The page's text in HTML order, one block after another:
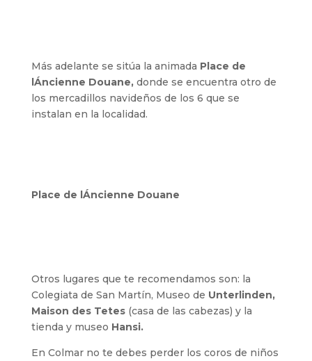
Más adelante se sitúa la animada Place de
lÁncienne Douane,donde se encuentra otro de
los mercadillos navideños de los 6 que se
instalan en la localidad.
Place de lÁncienne Douane
Otros lugares que te recomendamos son: la
Colegiata de San Martín, Museo de Unterlinden,
Maison des Tetes(casa de las cabezas) y la
tienda y museo Hansi.
En Colmar no te debes perder los coros de niños